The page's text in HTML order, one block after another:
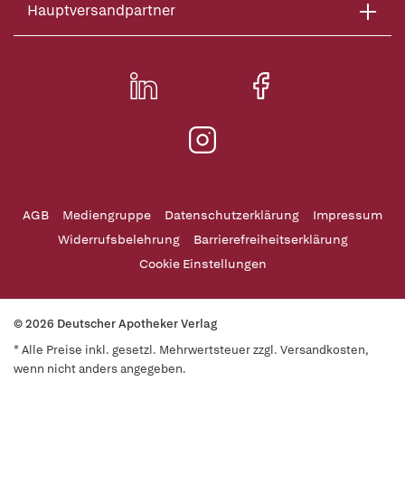
Hauptversandpartner
AGB Mediengruppe Datenschutzerklärung
Impressum
Widerrufsbelehrung
Barrierefreiheitserklärung
Cookie Einstellungen
© 2026 Deutscher Apotheker Verlag
* Alle Preise inkl. gesetzl. Mehrwertsteuer zzgl. Versandkosten,
wenn nicht anders angegeben.